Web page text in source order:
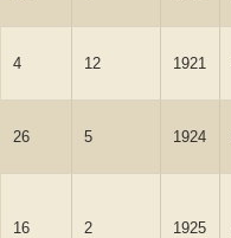
4 12 1921
26 5 1924
16 2 1925